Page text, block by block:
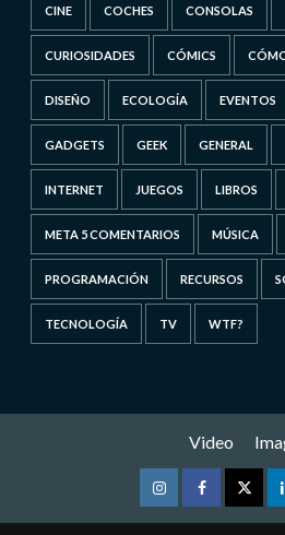
CINE COCHES CONSOLAS
CURIOSIDADES CÓMICS
DISEÑO ECOLOGÍA EVENTOS
GADGETS GEEK GENERAL
INTERNET JUEGOS LIBROS
META 5 COMENTARIOS MÚSICA
PROGRAMACIÓN RECURSOS
TECNOLOGÍA TV WTF?
Video
InstagramFacebook